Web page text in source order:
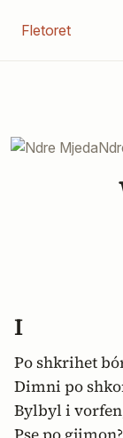
Fletoret
I
Po shkrihet
Dimni po
Bylbyl i